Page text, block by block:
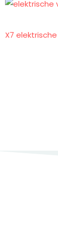
X7 elektrische